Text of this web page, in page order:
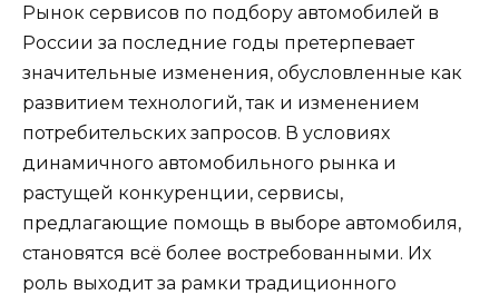
Рынок сервисов по подбору автомобилей в
России за последние годы претерпевает
значительные изменения, обусловленные как
развитием технологий, так и изменением
потребительских запросов. В условиях
динамичного автомобильного рынка и
растущей конкуренции, сервисы,
предлагающие помощь в выборе автомобиля,
становятся всё более востребованными. Их
роль выходит за рамки традиционного